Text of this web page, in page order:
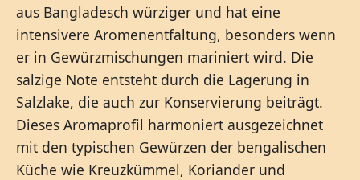
aus Bangladesch würziger und hat eine
intensivere Aromenentfaltung, besonders wenn
er in Gewürzmischungen mariniert wird. Die
salzige Note entsteht durch die Lagerung in
Salzlake, die auch zur Konservierung beiträgt.
Dieses Aromaprofil harmoniert ausgezeichnet
mit den typischen Gewürzen der bengalischen
Küche wie Kreuzkümmel, Koriander und